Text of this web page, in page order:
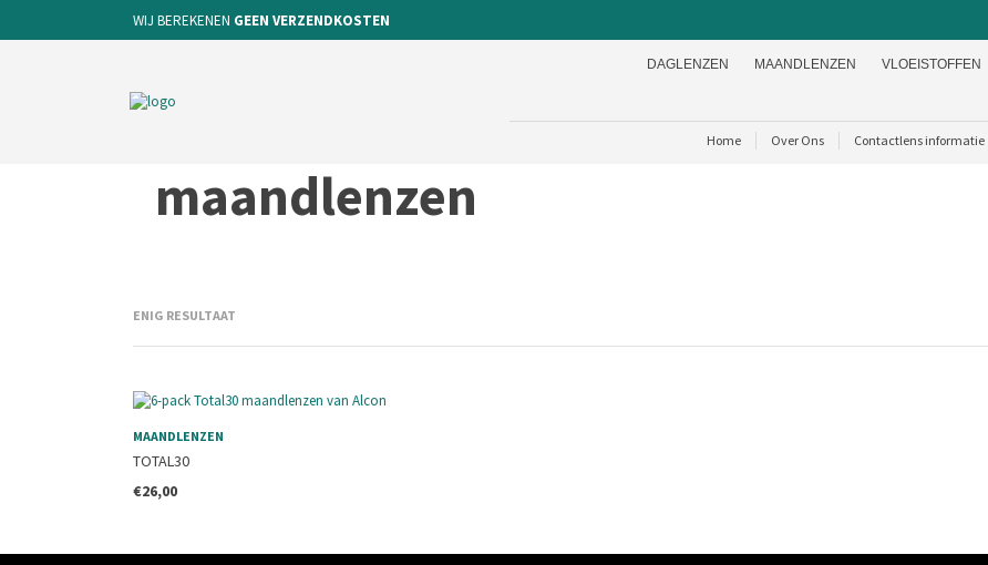
WIJ BEREKENEN GEEN VERZENDKOSTEN
DAGLENZEN MAANDLENZEN VLOEISTOFFEN
Home Over Ons Contactlens informatie
maandlenzen
ENIG RESULTAAT
MAANDLENZEN
TOTAL30
€26,00